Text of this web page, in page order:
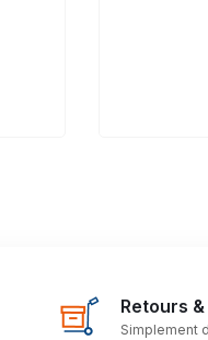
Retours
Simplement